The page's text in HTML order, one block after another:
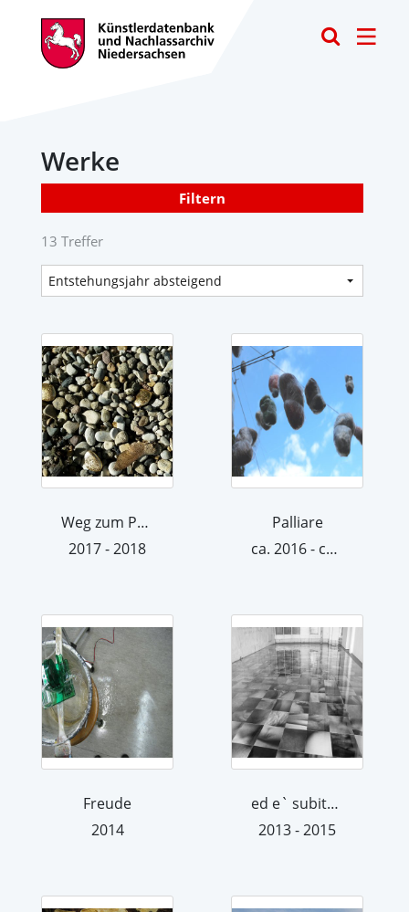
Werke
Filtern
13 Treffer
Weg zum Paradies
2017 - 2018
Palliare
ca. 2016 - ca. 2017
Freude
2014
ed e` subito sera
2013 - 2015